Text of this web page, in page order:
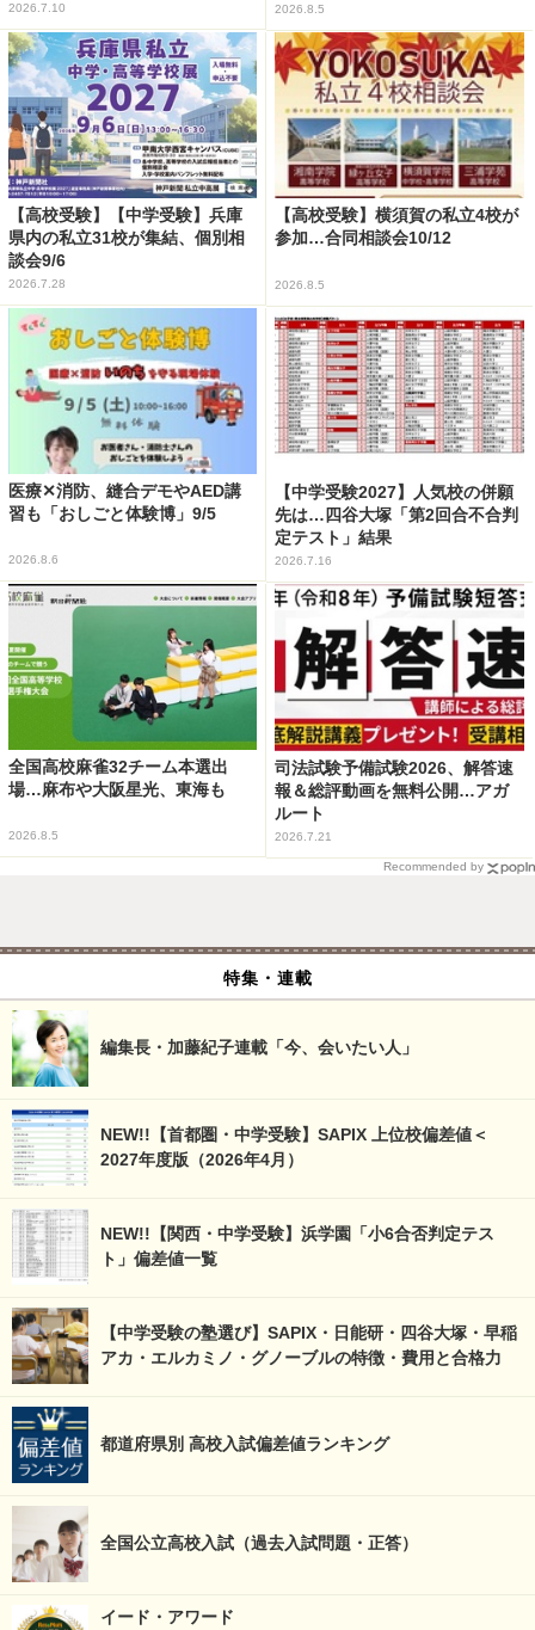
2026.7.10 2026.8.5
【高校受験】【中学受験】兵庫
県内の私立31校が集結、個別相
談会9/6
2026.7.28
【高校受験】横須賀の私立4校が
参加…合同相談会10/12
2026.8.5
医療✕消防、縫合デモやAED講
習も「おしごと体験博」9/5
2026.8.6
【中学受験2027】人気校の併願
先は…四谷大塚「第2回合不合判
定テスト」結果
2026.7.16
全国高校麻雀32チーム本選出
場…麻布や大阪星光、東海も
2026.8.5
司法試験予備試験2026、解答速
報＆総評動画を無料公開…アガ
ルート
2026.7.21
Recommended by
特集・連載
編集長・加藤紀子連載「今、会いたい人」
NEW!!【首都圏・中学受験】SAPIX 上位校偏差値＜
2027年度版（2026年4月）
NEW!!【関西・中学受験】浜学園「小6合否判定テス
ト」偏差値一覧
【中学受験の塾選び】SAPIX・日能研・四谷大塚・早稲
アカ・エルカミノ・グノーブルの特徴・費用と合格力
都道府県別 高校入試偏差値ランキング
全国公立高校入試（過去入試問題・正答）
イード・アワード